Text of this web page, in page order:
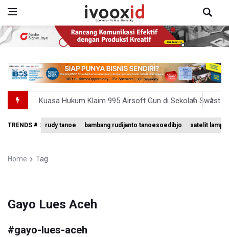
Kuasa Hukum Klaim 995 Airsoft Gun di Sekolah
Menperin Sebut Insentif Kendaraan Listrik untuk Produk
Persebaya Juara Piala Presiden 2026, Menang Adu
TRENDS # : rudy tanoe bambang rudijanto tanoesoedibjo satelit
Home Tag
Gayo Lues Aceh
#gayo-lues-aceh